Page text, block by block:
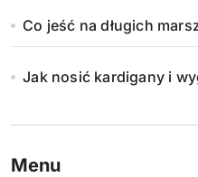
Co jeść na długich
Jak nosić kardigany i
Menu